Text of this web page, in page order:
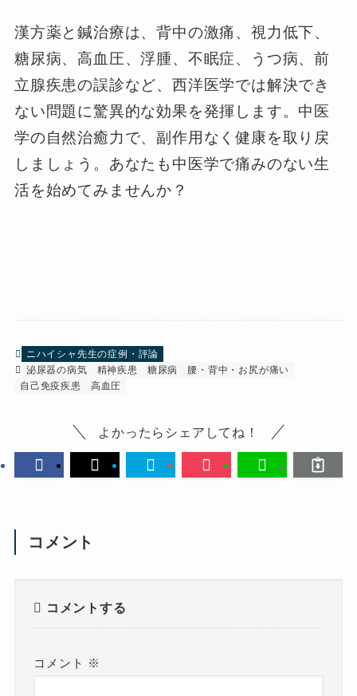
漢方薬と鍼治療は、背中の激痛、視力低下、
糖尿病、高血圧、浮腫、不眠症、うつ病、前
立腺疾患の誤診など、西洋医学では解決でき
ない問題に驚異的な効果を発揮します。中医
学の自然治癒力で、副作用なく健康を取り戻
しましょう。あなたも中医学で痛みのない生
活を始めてみませんか？
ニハイシャ先生の症例・評論
泌尿器の病気
精神疾患 糖尿病
腰・背中・お尻が痛い
自己免疫疾患
高血圧
よかったらシェアしてね！
コメント
コメントする
コメント ※